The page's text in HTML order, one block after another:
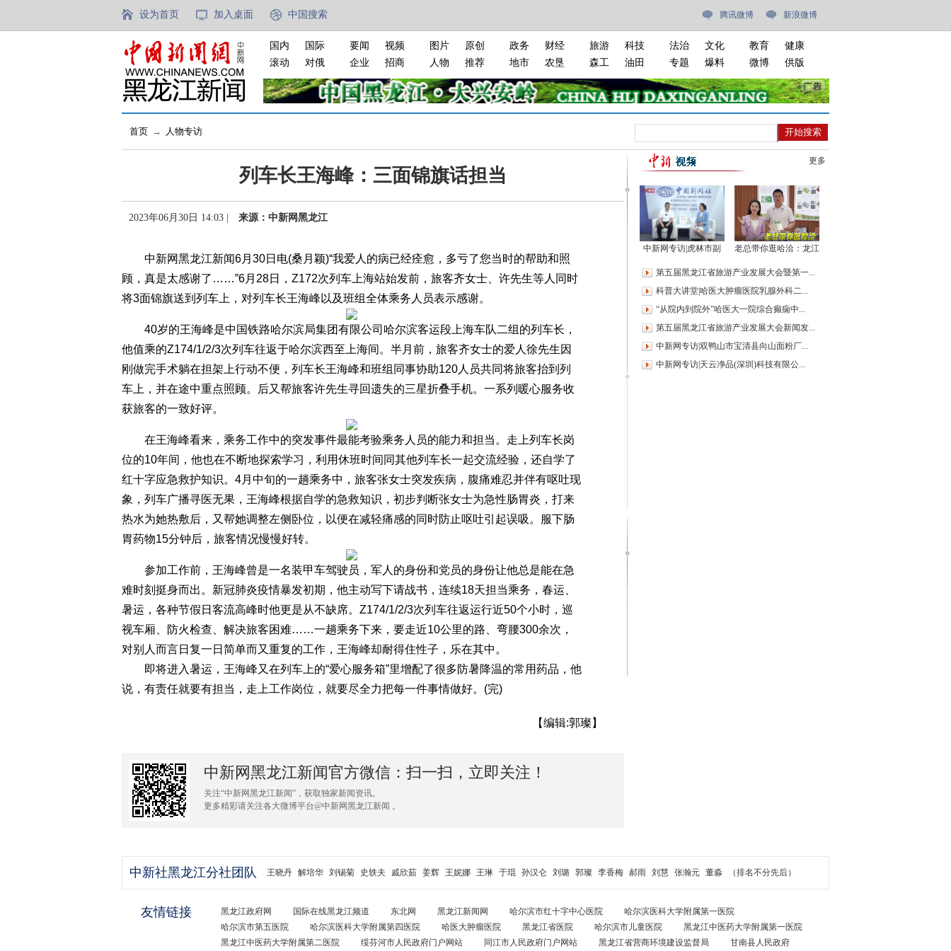
设为首页 加入桌面 中国搜索 腾讯微博 新浪微博
国内
国际
滚动
对俄
要闻
视频
企业
招商
图片
原创
人物
推荐
政务
财经
地市
农垦
旅游
科技
森工
油田
法治
文化
专题
爆料
教育
健康
微博
供版
首页 → 人物专访
列车长王海峰：三面锦旗话担当
2023年06月30日 14:03 | 来源：中新网黑龙江
中新网黑龙江新闻6月30日电(桑月颖)“我爱人的病已经痊愈，多亏了您当时的帮助和照
顾，真是太感谢了……”6月28日，Z172次列车上海站始发前，旅客齐女士、许先生等人同时
将3面锦旗送到列车上，对列车长王海峰以及班组全体乘务人员表示感谢。
40岁的王海峰是中国铁路哈尔滨局集团有限公司哈尔滨客运段上海车队二组的列车长，
他值乘的Z174/1/2/3次列车往返于哈尔滨西至上海间。半月前，旅客齐女士的爱人徐先生因
刚做完手术躺在担架上行动不便，列车长王海峰和班组同事协助120人员共同将旅客抬到列
车上，并在途中重点照顾。后又帮旅客许先生寻回遗失的三星折叠手机。一系列暖心服务收
获旅客的一致好评。
在王海峰看来，乘务工作中的突发事件最能考验乘务人员的能力和担当。走上列车长岗
位的10年间，他也在不断地探索学习，利用休班时间同其他列车长一起交流经验，还自学了
红十字应急救护知识。4月中旬的一趟乘务中，旅客张女士突发疾病，腹痛难忍并伴有呕吐现
象，列车广播寻医无果，王海峰根据自学的急救知识，初步判断张女士为急性肠胃炎，打来
热水为她热敷后，又帮她调整左侧卧位，以便在减轻痛感的同时防止呕吐引起误吸。服下肠
胃药物15分钟后，旅客情况慢慢好转。
参加工作前，王海峰曾是一名装甲车驾驶员，军人的身份和党员的身份让他总是能在急
难时刻挺身而出。新冠肺炎疫情暴发初期，他主动写下请战书，连续18天担当乘务，春运、
暑运，各种节假日客流高峰时他更是从不缺席。Z174/1/2/3次列车往返运行近50个小时，巡
视车厢、防火检查、解决旅客困难……一趟乘务下来，要走近10公里的路、弯腰300余次，
对别人而言日复一日简单而又重复的工作，王海峰却耐得住性子，乐在其中。
即将进入暑运，王海峰又在列车上的“爱心服务箱”里增配了很多防暑降温的常用药品，他
说，有责任就要有担当，走上工作岗位，就要尽全力把每一件事情做好。(完)
【编辑:郭璨】
中新网黑龙江新闻官方微信：扫一扫，立即关注！
关注“中新网黑龙江新闻”，获取独家新闻资讯。
更多精彩请关注各大微博平台@中新网黑龙江新闻 。
更多
中新网专访|虎林市副
产业 叫响“魅力新虎
林”名片
老总带你逛哈洽：龙江
向“大食代”
第五届黑龙江省旅游产业发展大会暨第一...
科普大讲堂|哈医大肿瘤医院乳腺外科二...
“从院内到院外”哈医大一院综合癫痫中...
第五届黑龙江省旅游产业发展大会新闻发...
中新网专访|双鸭山市宝清县向山面粉厂...
中新网专访|天云净品(深圳)科技有限公...
中新社黑龙江分社团队 王晓丹 解培华 刘锡菊 史轶夫 戚欣茹 姜辉 王妮娜 王琳 于琨 孙汉仑 刘璐 郭璨 李香梅 郝雨 刘慧 张瀚元 董淼 （排名不分先后）
友情链接 黑龙江政府网 国际在线黑龙江频道 东北网 黑龙江新闻网 哈尔滨市红十字中心医院
哈尔滨医科大学附属第一医院
哈尔滨市第五医院
哈尔滨医科大学附属第四医院 哈医大肿瘤医院 黑龙江省医院 哈尔滨市儿童医院
黑龙江中医药大学附属第一医院
黑龙江中医药大学附属第二医院
绥芬河市人民政府门户网站 同江市人民政府门户网站 黑龙江省营商环境建设监督局 甘南县人民政府